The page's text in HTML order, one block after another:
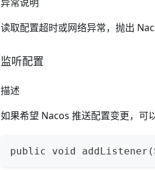
读取配置超时或网络异常，抛出
监听配置
描述
如果希望 Nacos 推送配置变更，可
public void